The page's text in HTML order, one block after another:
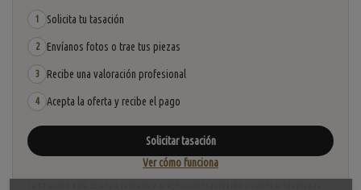
1 Solicita tu tasación
2 Envíanos fotos o trae tus piezas
3 Recibe una valoración profesional
4 Acepta la oferta y recibe el pago
Solicitar tasación
Ver cómo funciona